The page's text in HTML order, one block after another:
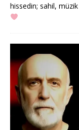
hissedin; sahil,